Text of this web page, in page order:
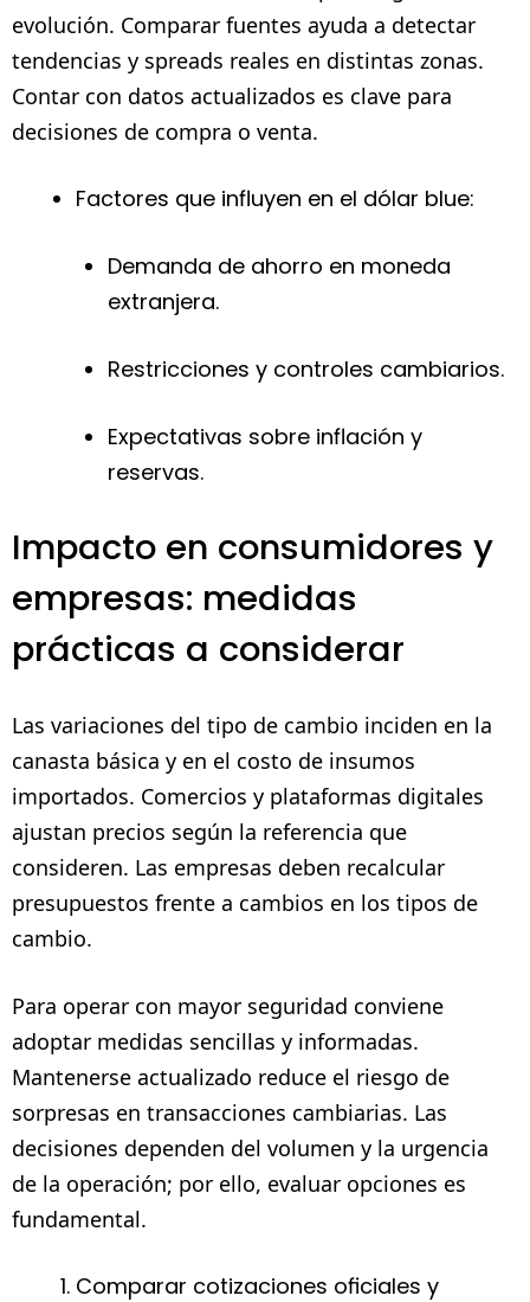
evolución. Comparar fuentes ayuda a detectar
tendencias y spreads reales en distintas zonas.
Contar con datos actualizados es clave para
decisiones de compra o venta.
Factores que influyen en el dólar blue:
Demanda de ahorro en moneda
extranjera.
Restricciones y controles cambiarios.
Expectativas sobre inflación y
reservas.
Impacto en consumidores y
empresas: medidas
prácticas a considerar
Las variaciones del tipo de cambio inciden en la
canasta básica y en el costo de insumos
importados. Comercios y plataformas digitales
ajustan precios según la referencia que
consideren. Las empresas deben recalcular
presupuestos frente a cambios en los tipos de
cambio.
Para operar con mayor seguridad conviene
adoptar medidas sencillas y informadas.
Mantenerse actualizado reduce el riesgo de
sorpresas en transacciones cambiarias. Las
decisiones dependen del volumen y la urgencia
de la operación; por ello, evaluar opciones es
fundamental.
Comparar cotizaciones oficiales y